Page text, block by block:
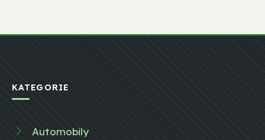
KATEGORIE
Automobily